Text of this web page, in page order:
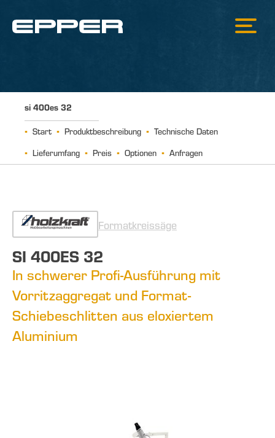
si 400es 32
Start Produktbeschreibung
Technische Daten
Lieferumfang
Preis Optionen Anfragen
Formatkreissäge
SI 400ES 32
In schwerer Profi-Ausführung mit
Vorritzaggregat und Format-
Schiebeschlitten aus eloxiertem
Aluminium